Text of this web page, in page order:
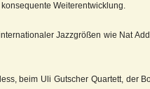
Weiterentwicklung.
Jazzgrößen wie Nat
beim Uli Gutscher Quartett, der